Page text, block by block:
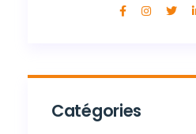
Catégories